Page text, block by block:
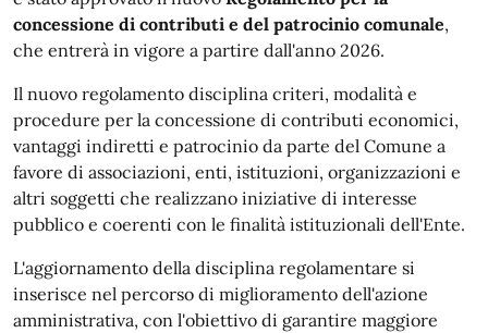
concessione di contributi e del patrocinio comunale,
che entrerà in vigore a partire dall'anno 2026.
Il nuovo regolamento disciplina criteri, modalità e
procedure per la concessione di contributi economici,
vantaggi indiretti e patrocinio da parte del Comune a
favore di associazioni, enti, istituzioni, organizzazioni e
altri soggetti che realizzano iniziative di interesse
pubblico e coerenti con le finalità istituzionali dell'Ente.
L'aggiornamento della disciplina regolamentare si
inserisce nel percorso di miglioramento dell'azione
amministrativa, con l'obiettivo di garantire maggiore